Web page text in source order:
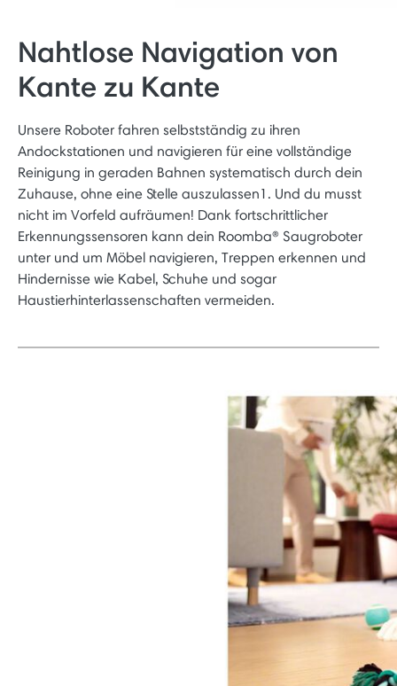
Nahtlose Navigation von
Kante zu Kante
Unsere Roboter fahren selbstständig zu ihren
Andockstationen und navigieren für eine vollständige
Reinigung in geraden Bahnen systematisch durch dein
Zuhause, ohne eine Stelle auszulassen1. Und du musst
nicht im Vorfeld aufräumen! Dank fortschrittlicher
Erkennungssensoren kann dein Roomba® Saugroboter
unter und um Möbel navigieren, Treppen erkennen und
Hindernisse wie Kabel, Schuhe und sogar
Haustierhinterlassenschaften vermeiden.